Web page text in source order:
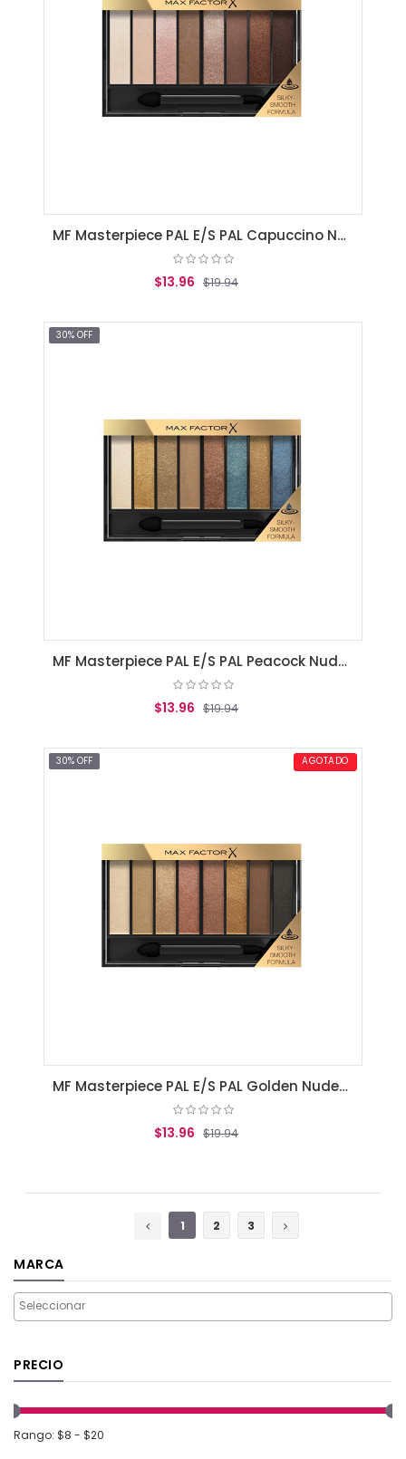
MF Masterpiece PAL E/S PAL Capuccino Nudes 6.5g 005
$13.96 $19.94
30% OFF
MF Masterpiece PAL E/S PAL Peacock Nudes 6.5g 005
$13.96 $19.94
30% OFF AGOTADO
MF Masterpiece PAL E/S PAL Golden Nudes 6.5g 005
$13.96 $19.94
1 2 3
MARCA
PRECIO
Rango: $8 - $20